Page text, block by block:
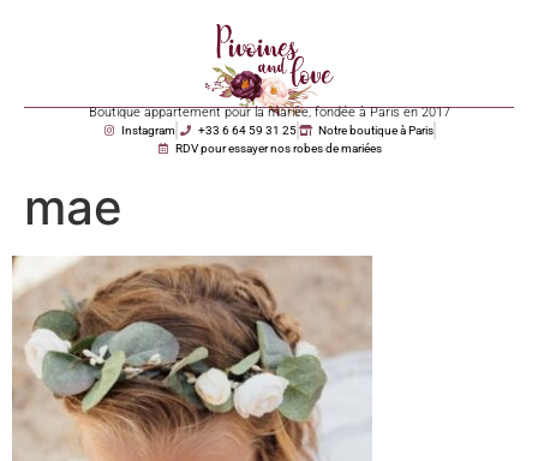
Boutique appartement pour la mariée, fondée à Paris en 2017
Instagram +33 6 64 59 31 25
Notre boutique à Paris
RDV pour essayer nos robes de mariées
mae